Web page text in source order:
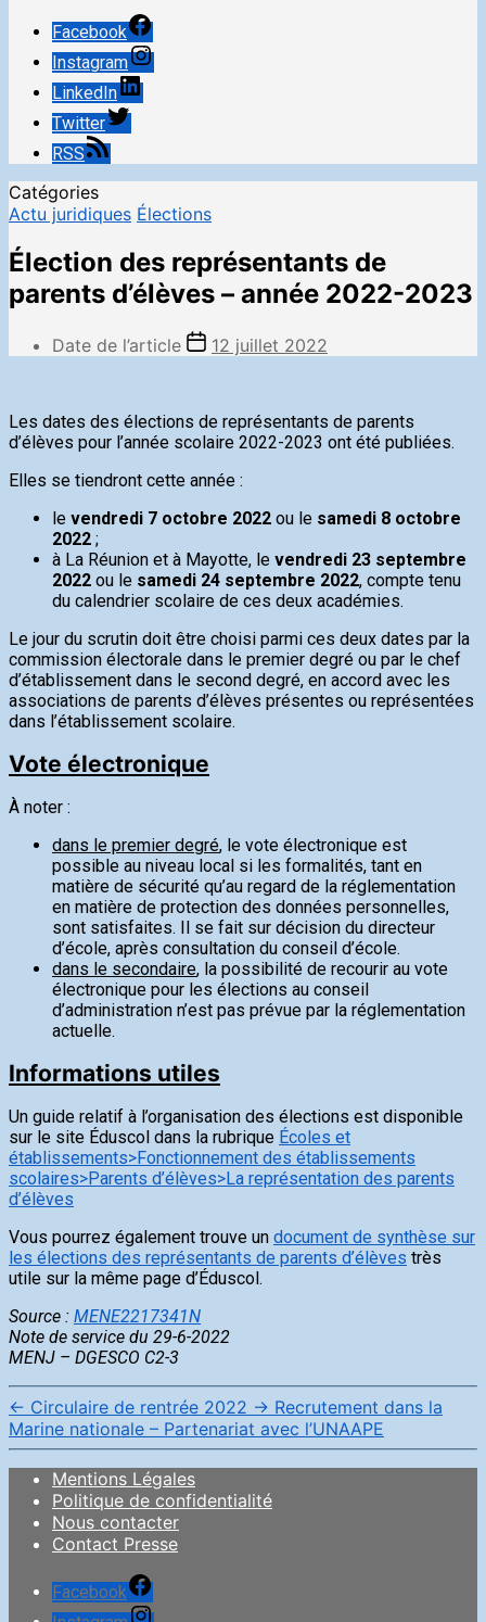
Facebook
Instagram
LinkedIn
Twitter
RSS
Catégories
Actu juridiques Élections
Élection des représentants de
parents d’élèves – année 2022-2023
Date de l’article 12 juillet 2022
Les dates des élections de représentants de parents
d’élèves pour l’année scolaire 2022-2023 ont été publiées.
Elles se tiendront cette année :
le vendredi 7 octobre 2022 ou le samedi 8 octobre
2022 ;
à La Réunion et à Mayotte, le vendredi 23 septembre
2022 ou le samedi 24 septembre 2022, compte tenu
du calendrier scolaire de ces deux académies.
Le jour du scrutin doit être choisi parmi ces deux dates par la
commission électorale dans le premier degré ou par le chef
d’établissement dans le second degré, en accord avec les
associations de parents d’élèves présentes ou représentées
dans l’établissement scolaire.
Vote électronique
À noter :
dans le premier degré, le vote électronique est
possible au niveau local si les formalités, tant en
matière de sécurité qu’au regard de la réglementation
en matière de protection des données personnelles,
sont satisfaites. Il se fait sur décision du directeur
d’école, après consultation du conseil d’école.
dans le secondaire, la possibilité de recourir au vote
électronique pour les élections au conseil
d’administration n’est pas prévue par la réglementation
actuelle.
Informations utiles
Un guide relatif à l’organisation des élections est disponible
sur le site Éduscol dans la rubrique Écoles et
établissements>Fonctionnement des établissements
scolaires>Parents d’élèves>La représentation des parents
d’élèves
Vous pourrez également trouve un document de synthèse sur
les élections des représentants de parents d’élèves très
utile sur la même page d’Éduscol.
Source : MENE2217341N
Note de service du 29-6-2022
MENJ – DGESCO C2-3
← Circulaire de rentrée 2022 → Recrutement dans la
Marine nationale – Partenariat avec l’UNAAPE
Mentions Légales
Politique de confidentialité
Nous contacter
Contact Presse
Facebook